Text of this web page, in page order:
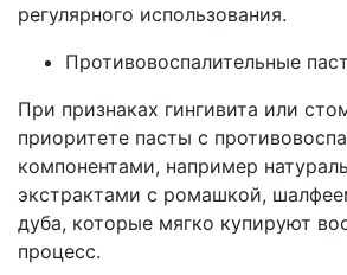
регулярного использования.
Противовоспалительные
При признаках гингивита или
приоритете пасты с
компонентами, например
экстрактами с ромашкой,
дуба, которые мягко купируют
процесс.